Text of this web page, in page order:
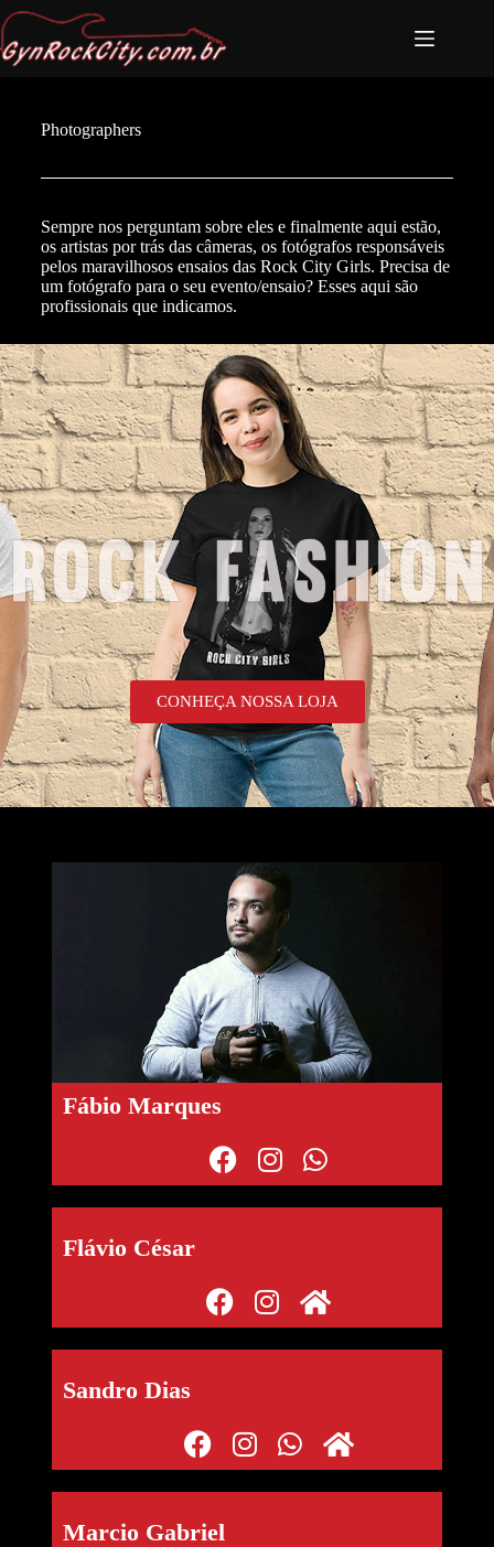
Photographers
Sempre nos perguntam sobre eles e finalmente aqui estão,
os artistas por trás das câmeras, os fotógrafos responsáveis
pelos maravilhosos ensaios das Rock City Girls. Precisa de
um fotógrafo para o seu evento/ensaio? Esses aqui são
profissionais que indicamos.
CONHEÇA NOSSA LOJA
Fábio Marques
Flávio César
Sandro Dias
Marcio Gabriel